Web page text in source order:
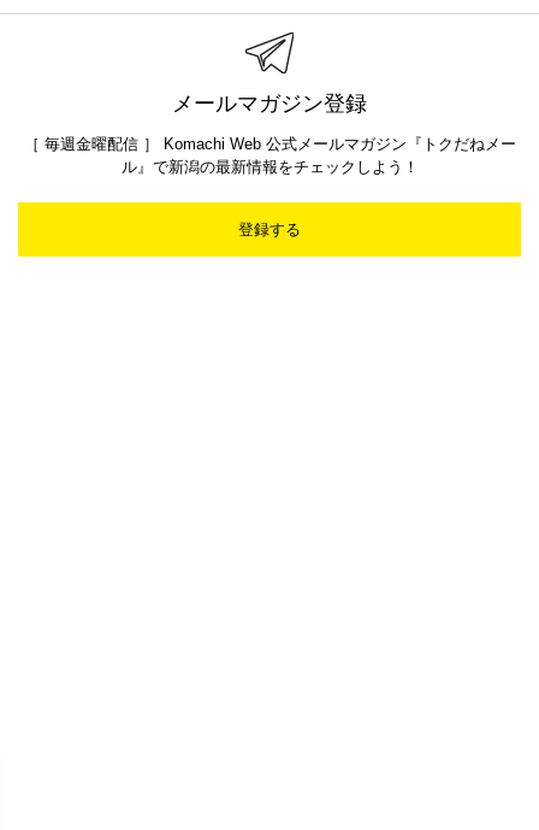
メールマガジン登録
［ 毎週金曜配信 ］ Komachi Web 公式メールマガジン『トクだねメー
ル』で新潟の最新情報をチェックしよう！
登録する